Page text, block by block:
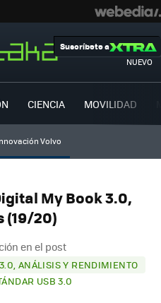
NUEVO
Suscríbete a
CIENCIA MOVILIDAD
Volvo
My Book 3.0,
(19/20)
en el post
ANÁLISIS Y RENDIMIENTO
USB 3.0